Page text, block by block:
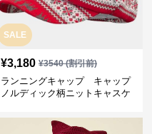
SALE
¥3,180 ¥3540(割引前)
ランニングキャップ キャップ
ノルディック柄ニットキャスケ